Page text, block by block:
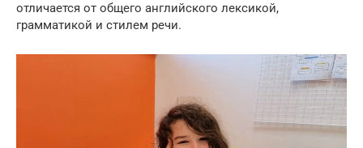
отличается от общего английского лексикой,
грамматикой и стилем речи.